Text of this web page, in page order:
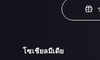
โซเชียลมีเดีย